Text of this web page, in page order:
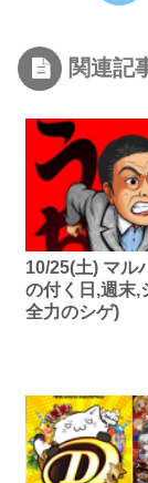
関連記
10/25(土) マル
の付く日,週末,
全力のシゲ)